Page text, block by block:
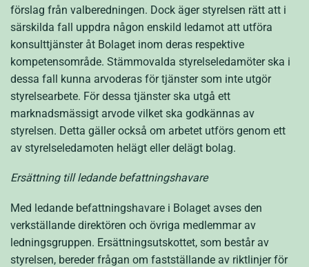
förslag från valberedningen. Dock äger styrelsen rätt att i
särskilda fall uppdra någon enskild ledamot att utföra
konsulttjänster åt Bolaget inom deras respektive
kompetensområde. Stämmovalda styrelseledamöter ska i
dessa fall kunna arvoderas för tjänster som inte utgör
styrelsearbete. För dessa tjänster ska utgå ett
marknadsmässigt arvode vilket ska godkännas av
styrelsen. Detta gäller också om arbetet utförs genom ett
av styrelseledamoten helägt eller delägt bolag.
Ersättning till ledande befattningshavare
Med ledande befattningshavare i Bolaget avses den
verkställande direktören och övriga medlemmar av
ledningsgruppen. Ersättningsutskottet, som består av
styrelsen, bereder frågan om fastställande av riktlinjer för